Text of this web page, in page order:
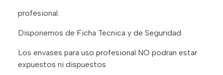
profesional.
Disponemos de Ficha Tecnica y de Seguridad.
Los envases para uso profesional NO podran estar
expuestos ni dispuestos